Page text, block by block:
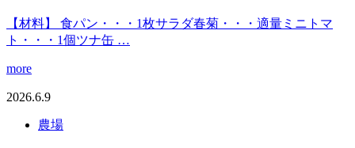
【材料】 食パン・・・1枚サラダ春菊・・・適量ミニトマ
ト・・・1個ツナ缶 …
more
2026.6.9
農場